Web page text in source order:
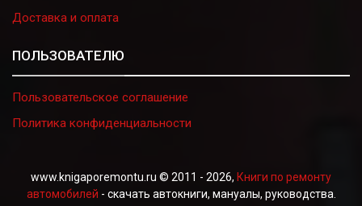
Доставка и оплата
ПОЛЬЗОВАТЕЛЮ
Пользовательское соглашение
Политика конфиденциальности
www.knigaporemontu.ru © 2011 - 2026, Книги по ремонту
автомобилей - скачать автокниги, мануалы, руководства.